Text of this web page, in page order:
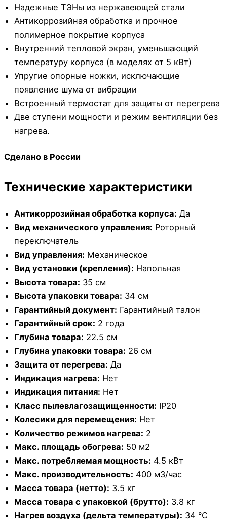
Надежные ТЭНы из нержавеющей стали
Антикоррозийная обработка и прочное
полимерное покрытие корпуса
Внутренний тепловой экран, уменьшающий
температуру корпуса (в моделях от 5 кВт)
Упругие опорные ножки, исключающие
появление шума от вибрации
Встроенный термостат для защиты от перегрева
Две ступени мощности и режим вентиляции без
нагрева.
Сделано в России
Технические характеристики
Антикоррозийная обработка корпуса: Да
Вид механического управления: Роторный
переключатель
Вид управления: Механическое
Вид установки (крепления): Напольная
Высота товара: 35 см
Высота упаковки товара: 34 см
Гарантийный документ: Гарантийный талон
Гарантийный срок: 2 года
Глубина товара: 22.5 см
Глубина упаковки товара: 26 см
Защита от перегрева: Да
Индикация нагрева: Нет
Индикация питания: Нет
Класс пылевлагозащищенности: IP20
Колесики для перемещения: Нет
Количество режимов нагрева: 2
Макс. площадь обогрева: 50 м2
Макс. потребляемая мощность: 4.5 кВт
Макс. производительность: 400 м3/час
Масса товара (нетто): 3.5 кг
Масса товара с упаковкой (брутто): 3.8 кг
Нагрев воздуха (дельта температуры): 34 °С